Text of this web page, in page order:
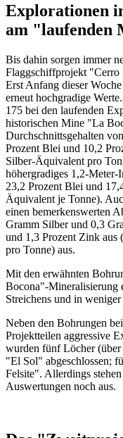
Explorationen
am "laufenden
Bis dahin sorgen immer
Flaggschiffprojekt
Erst Anfang dieser
erneut hochgradige
175 bei den laufenden
historischen Mine "La
Durchschnittsgehalten
Prozent Blei und 10,2
Silber-Äquivalent pro
höhergradiges 1,2-
23,2 Prozent Blei und
Äquivalent je Tonne).
einen bemerkenswerten
Gramm Silber und 0,3
und 1,3 Prozent Zink aus
pro Tonne) aus.
Mit den erwähnten
Bocona"-Mineralisierung
Streichens und in
Neben den Bohrungen
Projektteilen aggressive
wurden fünf Löcher
"El Sol" abgeschlossen;
Felsite". Allerdings
Auswertungen noch aus.